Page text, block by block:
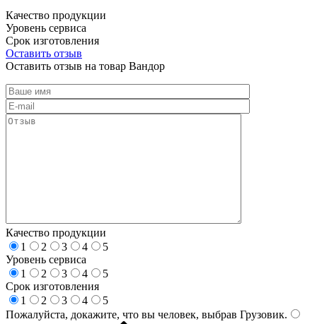
Качество продукции
Уровень сервиса
Срок изготовления
Оставить отзыв
Оставить отзыв на товар Вандор
Качество продукции
1
2 3 4
5
Уровень сервиса
1
2 3 4
5
Срок изготовления
1
2 3 4
5
Пожалуйста, докажите, что вы человек, выбрав Грузовик.